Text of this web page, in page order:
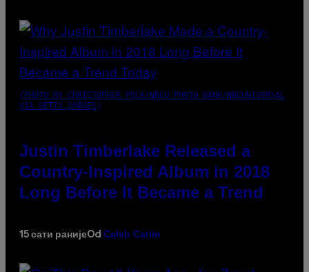
(PHOTO BY CHRISTOPHER POLK/NBCU PHOTO BANK/NBCUNIVERSAL
VIA GETTY IMAGES)
Justin Timberlake Released a
Country-Inspired Album in 2018
Long Before It Became a Trend
15 сати ранијеOd Caleb Catlin